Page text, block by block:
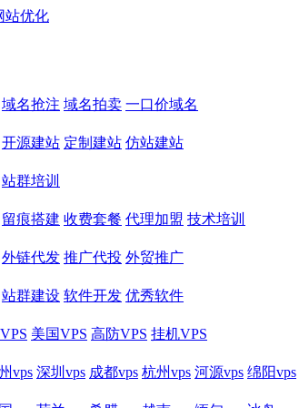
域名抢注 域名拍卖 一口价域名
开源建站 定制建站 仿站建站
站群培训
留痕搭建 收费套餐 代理加盟 技术培训
外链代发 推广代投 外贸推广
站群建设 软件开发 优秀软件
美国VPS 高防VPS 挂机VPS
vps 深圳vps 成都vps 杭州vps 河源vps 绵阳vps